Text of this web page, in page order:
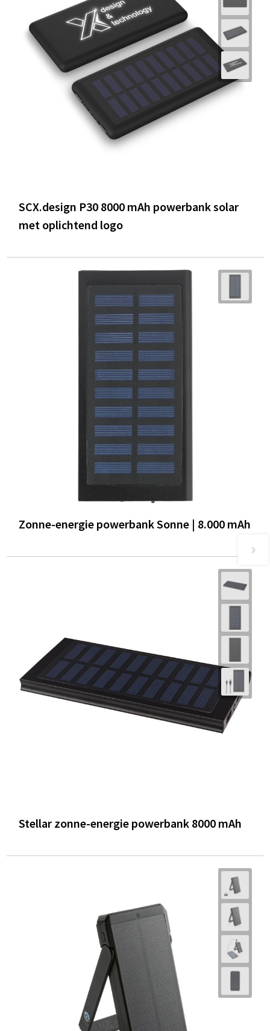
SCX.design P30 8000 mAh powerbank solar
met oplichtend logo
Zonne-energie powerbank Sonne | 8.000 mAh
Stellar zonne-energie powerbank 8000 mAh